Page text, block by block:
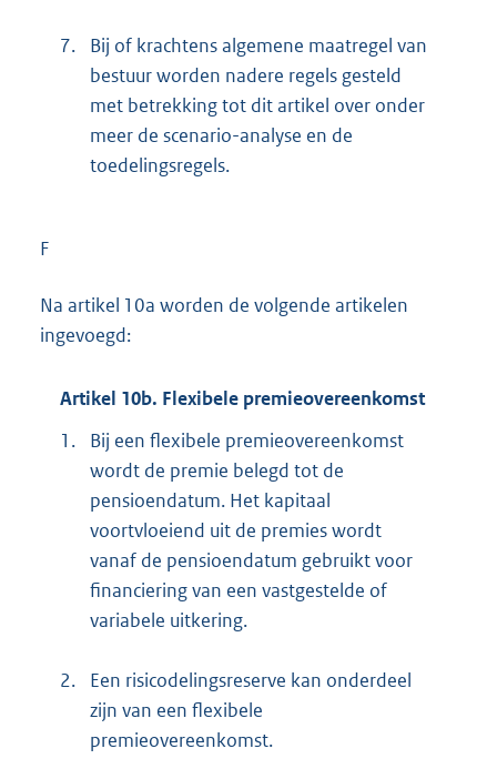
7.
Bij of krachtens algemene maatregel van
bestuur worden nadere regels gesteld
met betrekking tot dit artikel over onder
meer de scenario-analyse en de
toedelingsregels.
F
Na artikel 10a worden de volgende artikelen
ingevoegd:
Artikel 10b. Flexibele premieovereenkomst
1.
Bij een flexibele premieovereenkomst
wordt de premie belegd tot de
pensioendatum. Het kapitaal
voortvloeiend uit de premies wordt
vanaf de pensioendatum gebruikt voor
financiering van een vastgestelde of
variabele uitkering.
2.
Een risicodelingsreserve kan onderdeel
zijn van een flexibele
premieovereenkomst.